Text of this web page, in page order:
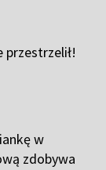
przestrzelił!
w
zdobywa